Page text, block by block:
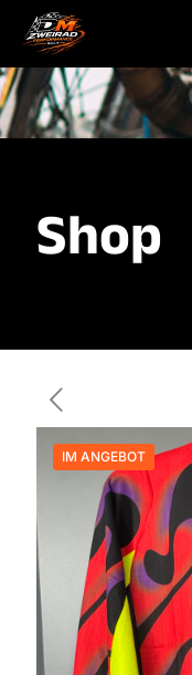
Shop
IM ANGEBOT